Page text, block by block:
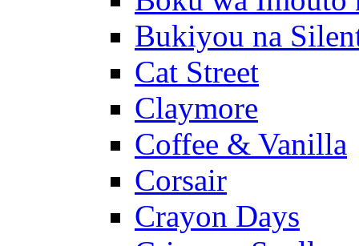
Bukiyou na
Cat Street
Claymore
Coffee & Vanilla
Corsair
Crayon Days